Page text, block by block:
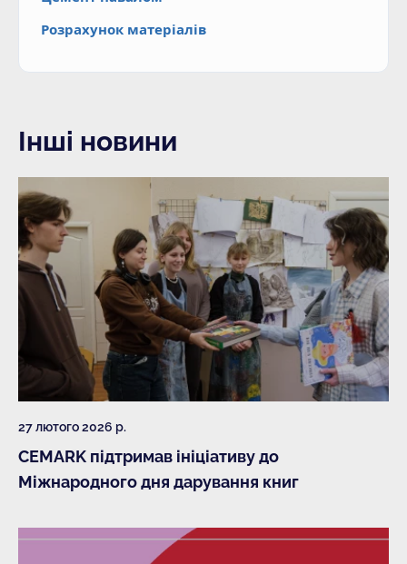
Розрахунок матеріалів
Інші новини
27 лютого 2026 р.
CEMARK підтримав ініціативу до
Міжнародного дня дарування книг